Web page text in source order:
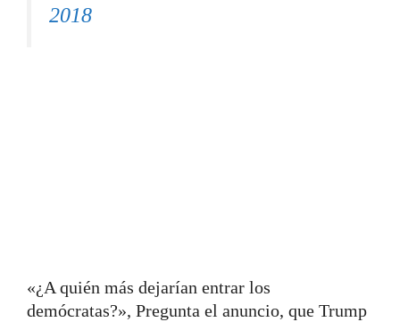
2018
«¿A quién más dejarían entrar los
demócratas?», Pregunta el anuncio, que Trump